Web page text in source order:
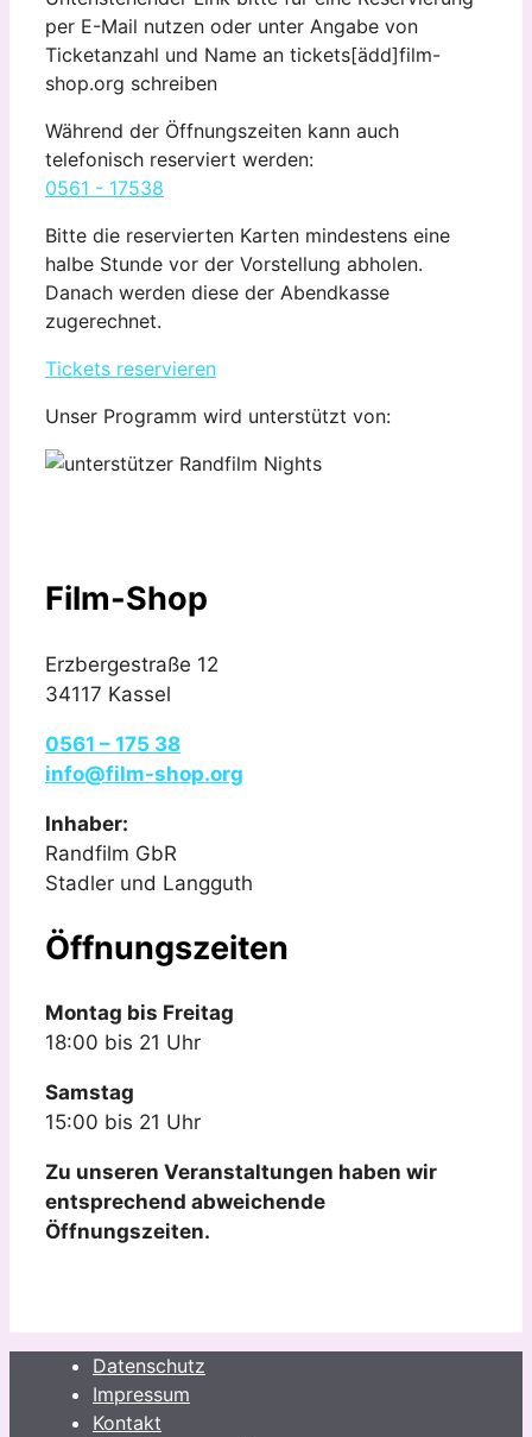
per E-Mail nutzen oder unter Angabe von
Ticketanzahl und Name an tickets[ädd]film-
shop.org schreiben
Während der Öffnungszeiten kann auch
telefonisch reserviert werden:
0561 - 17538
Bitte die reservierten Karten mindestens eine
halbe Stunde vor der Vorstellung abholen.
Danach werden diese der Abendkasse
zugerechnet.
Tickets reservieren
Unser Programm wird unterstützt von:
Film-Shop
Erzbergestraße 12
34117 Kassel
0561 – 175 38
info@film-shop.org
Inhaber:
Randfilm GbR
Stadler und Langguth
Öffnungszeiten
Montag bis Freitag
18:00 bis 21 Uhr
Samstag
15:00 bis 21 Uhr
Zu unseren Veranstaltungen haben wir
entsprechend abweichende
Öffnungszeiten.
Datenschutz
Impressum
Kontakt